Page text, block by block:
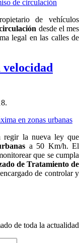
de vehículos
desde el mes
legal en las calles de
velocidad
.
regir la nueva ley que
a 50 Km/h. El
que se cumpla
de Tratamiento de
de controlar y
de toda la actualidad